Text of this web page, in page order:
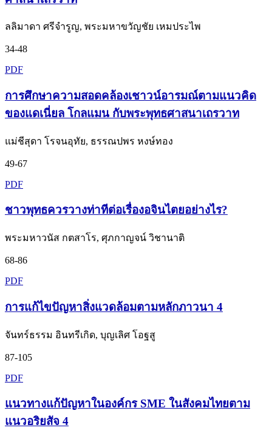
ลลิมาดา ศรีจำรูญ, พระมหาขวัญชัย เหมประไพ
34-48
PDF
การศึกษาความสอดคล้องเชาวน์อารมณ์ตามแนวคิด
ของแดเนี่ยล โกลแมน กับพระพุทธศาสนาเถรวาท
แม่ชีสุดา โรจนอุทัย, ธรรณปพร หงษ์ทอง
49-67
PDF
ชาวพุทธควรวางท่าทีต่อเรื่องอจินไตยอย่างไร?
พระมหาวนัส กตสาโร, ศุภกาญจน์ วิชานาติ
68-86
PDF
การแก้ไขปัญหาสิ่งแวดล้อมตามหลักภาวนา 4
จันทร์ธรรม อินทรีเกิด, บุญเลิศ โอฐสู
87-105
PDF
แนวทางแก้ปัญหาในองค์กร SME ในสังคมไทยตาม
แนวอริยสัจ 4